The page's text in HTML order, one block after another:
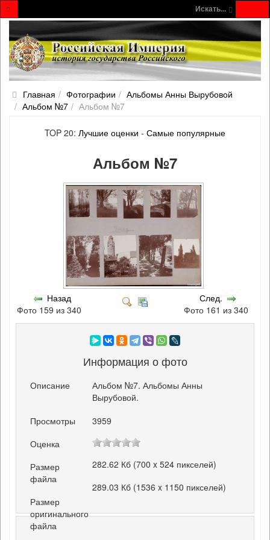
Искать...
Главная Фотографии
Альбомы Анны Вырубовой
Альбом №7
Альбом №7
TOP 20: Лучшие оценки - Самые популярные
Альбом №7
Назад
Фото 159 из 340
След.
Фото 161 из 340
Информация о фото
Описание
Альбом №7. Альбомы Анны
Вырубовой.
Просмотры
3959
Оценка
Размер
файла
282.62 Кб (700 x 524 пикселей)
Размер
оригинального
файла
289.03 Кб (1536 x 1150 пикселей)